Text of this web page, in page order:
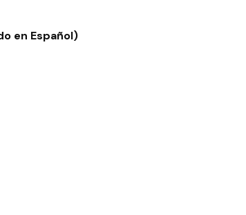
en Español)